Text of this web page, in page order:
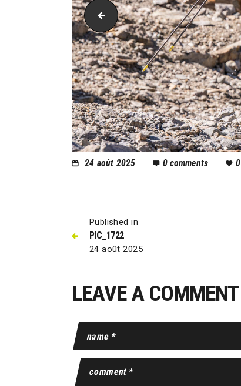
PIC_1702
24 août 2025 0 comments 0
Published in
PIC_1722
24 août 2025
LEAVE A COMMENT